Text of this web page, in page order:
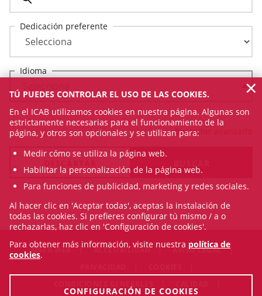
Dedicación preferente
Idioma
Buscador avanzado
MAPA WEB ACCESIBILIDAD
AVISO LEGAL
TÚ PUEDES CONTROLAR EL USO DE LAS COOKIES.
En el ICAB utilizamos cookies en nuestra página. Algunas son
estrictamente necesarias para el funcionamiento de la
página, y otros son opcionales y se utilizan para:
Medir cómo se utiliza la página web.
Habilitar la personalización de la página web.
Para funciones de publicidad, marketing y redes sociales.
Al hacer clic en 'Aceptar todas', aceptas la instalación de
todas las cookies. Si prefieres configurar tú mismo / a o
rechazarlas, haz clic en 'Configuración de cookies'.
Para obtener más información, visite nuestra política de
cookies.
CONFIGURACIÓN DE COOKIES
×